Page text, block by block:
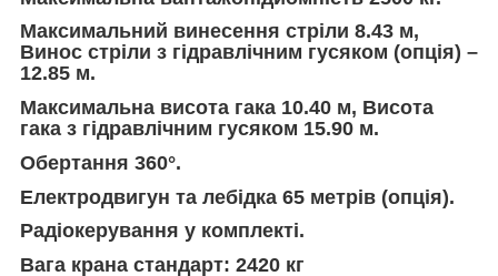
Максимальний винесення стріли 8.43 м,
Винос стріли з гідравлічним гусяком (опція) –
12.85 м.
Максимальна висота гака 10.40 м, Висота
гака з гідравлічним гусяком 15.90 м.
Обертання 360°.
Електродвигун та лебідка 65 метрів (опція).
Радіокерування у комплекті.
Вага крана стандарт: 2420 кг